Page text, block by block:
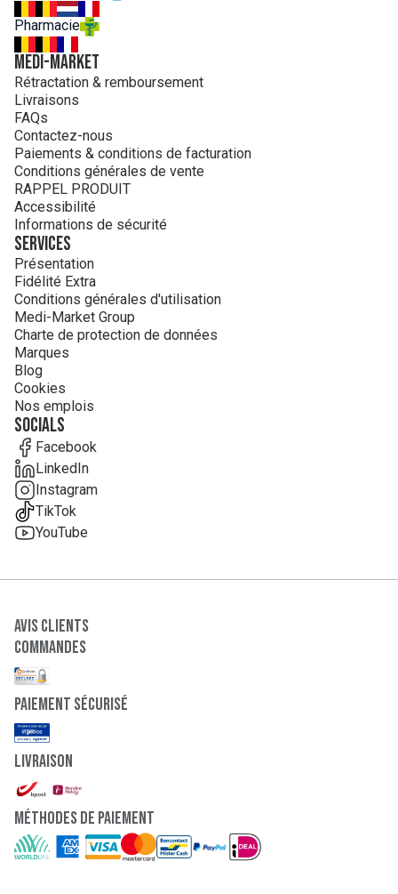
Pharmacie
MEDI-MARKET
Rétractation & remboursement
Livraisons
FAQs
Contactez-nous
Paiements & conditions de facturation
Conditions générales de vente
RAPPEL PRODUIT
Accessibilité
Informations de sécurité
Services
Présentation
Fidélité Extra
Conditions générales d'utilisation
Medi-Market Group
Charte de protection de données
Marques
Blog
Cookies
Nos emplois
Socials
Facebook
LinkedIn
Instagram
TikTok
YouTube
Avis clients
Commandes
paiement sécurisé
Livraison
Méthodes de paiement